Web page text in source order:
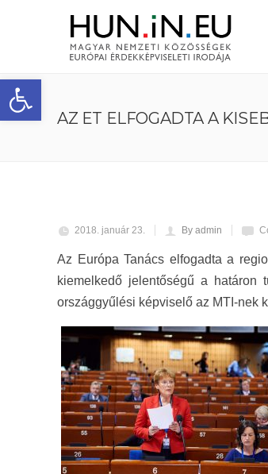
Eszköztár megnyitása
AZ ET ELFOGADTA A
2018. január 23. By admin
Az Európa Tanács elfogadta a
kiemelkedő jelentőségű a határon
országgyűlési képviselő az MTI-nek